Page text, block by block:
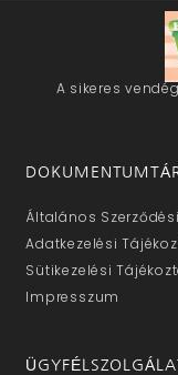
A sikeres
Általános
Adatkezelési
Sütikezelési
Impresszum